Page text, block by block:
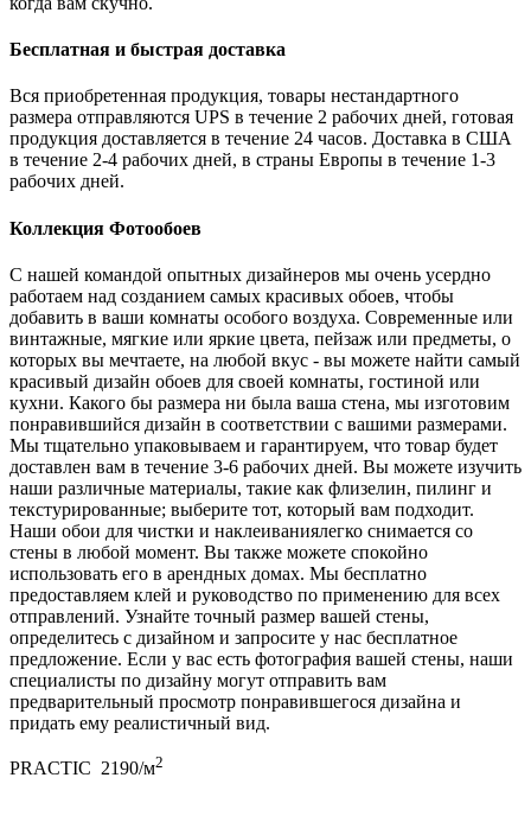
Бесплатная и быстрая доставка
Вся приобретенная продукция, товары нестандартного
размера отправляются UPS в течение 2 рабочих дней, готовая
продукция доставляется в течение 24 часов. Доставка в США
в течение 2-4 рабочих дней, в страны Европы в течение 1-3
рабочих дней.
Коллекция Фотообоев
С нашей командой опытных дизайнеров мы очень усердно
работаем над созданием самых красивых обоев, чтобы
добавить в ваши комнаты особого воздуха. Современные или
винтажные, мягкие или яркие цвета, пейзаж или предметы, о
которых вы мечтаете, на любой вкус - вы можете найти самый
красивый дизайн обоев для своей комнаты, гостиной или
кухни. Какого бы размера ни была ваша стена, мы изготовим
понравившийся дизайн в соответствии с вашими размерами.
Мы тщательно упаковываем и гарантируем, что товар будет
доставлен вам в течение 3-6 рабочих дней. Вы можете изучить
наши различные материалы, такие как флизелин, пилинг и
текстурированные; выберите тот, который вам подходит.
Наши обои для чистки и наклеиваниялегко снимается со
стены в любой момент. Вы также можете спокойно
использовать его в арендных домах. Мы бесплатно
предоставляем клей и руководство по применению для всех
отправлений. Узнайте точный размер вашей стены,
определитесь с дизайном и запросите у нас бесплатное
предложение. Если у вас есть фотография вашей стены, наши
специалисты по дизайну могут отправить вам
предварительный просмотр понравившегося дизайна и
придать ему реалистичный вид.
PRACTIC 2190/м2